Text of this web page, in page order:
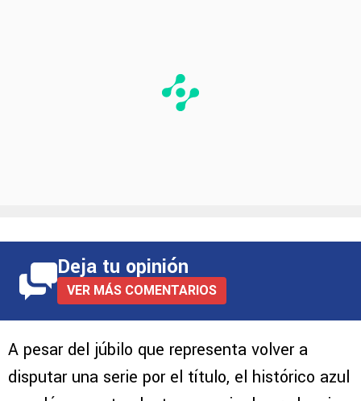
Deja tu opinión
VER MÁS COMENTARIOS
A pesar del júbilo que representa volver a
disputar una serie por el título, el histórico azul